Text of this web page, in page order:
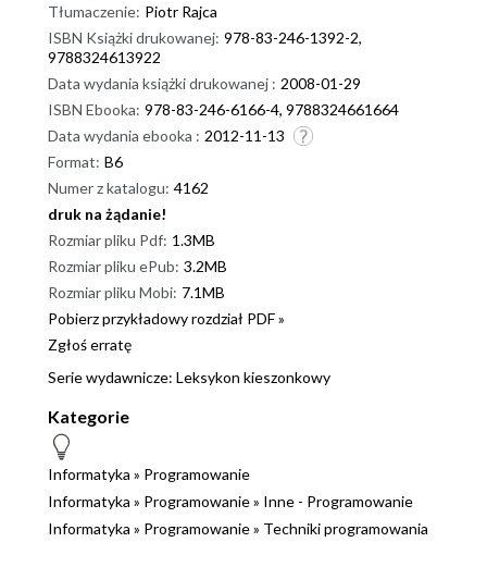
Tłumaczenie: Piotr Rajca
ISBN Książki drukowanej: 978-83-246-1392-2,
9788324613922
Data wydania książki drukowanej : 2008-01-29
ISBN Ebooka: 978-83-246-6166-4, 9788324661664
Data wydania ebooka : 2012-11-13
Format: B6
Numer z katalogu: 4162
druk na żądanie!
Rozmiar pliku Pdf: 1.3MB
Rozmiar pliku ePub: 3.2MB
Rozmiar pliku Mobi: 7.1MB
Pobierz przykładowy rozdział PDF »
Zgłoś erratę
Serie wydawnicze: Leksykon kieszonkowy
Kategorie
Informatyka » Programowanie
Informatyka » Programowanie» Inne - Programowanie
Informatyka » Programowanie» Techniki programowania